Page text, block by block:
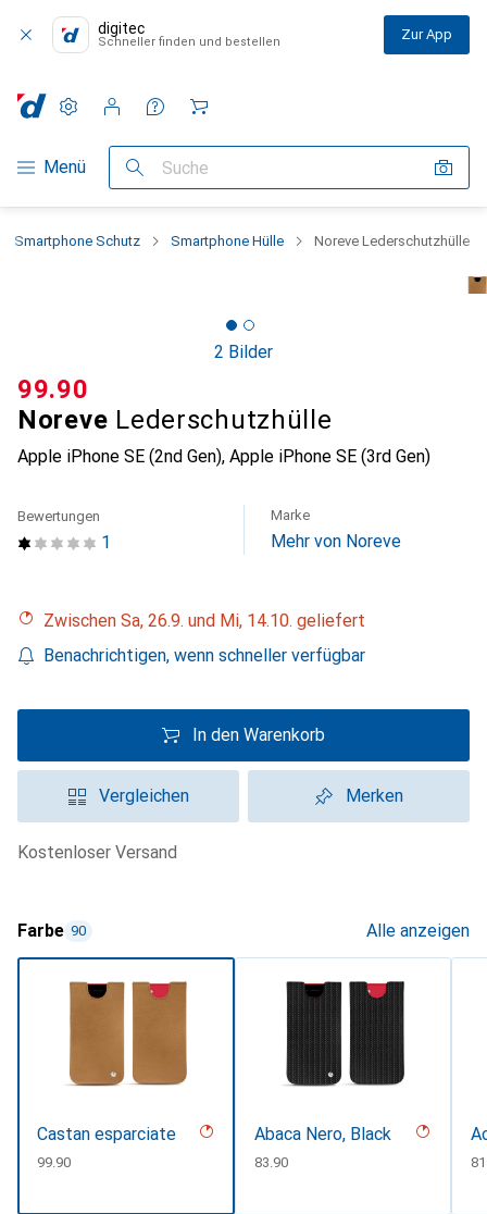
digitec
Schneller finden und bestellen Zur App
Navigation nach Kategorien
Menü Suche
Einstellungen
Kundenkonto
Vergleichslisten
Merklisten
Warenkorb
Smartphone Schutz Smartphone Hülle Noreve Lederschutzhülle
2 Bilder
Noreve Lederschutzhülle
Apple iPhone SE (2nd Gen), Apple iPhone SE (3rd Gen)
CHF
99.90
1
Bewertungen Marke
Mehr von Noreve
Zwischen Sa, 26.9. und Mi, 14.10. geliefert
Benachrichtigen, wenn schneller verfügbar
In den Warenkorb
Vergleichen Merken
kostenloser Versand
Farbe 90 Alle anzeigen
Castan esparciate
CHF
99.90
Abaca Nero, Black
CHF
83.90